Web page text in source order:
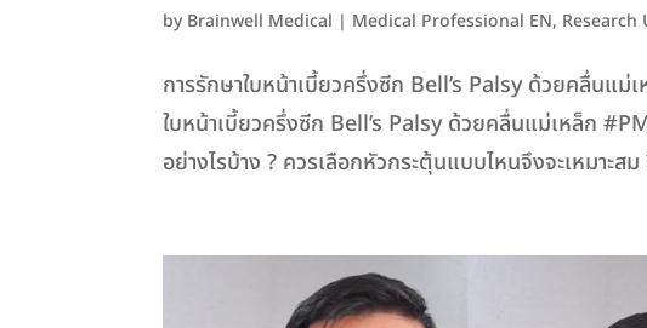
by Brainwell Medical | Medical Professional EN, Research
การรักษาใบหน้าเบี้ยวครึ่งซีก Bell’s Palsy ด้วยคลื่นแ
ใบหน้าเบี้ยวครึ่งซีก Bell’s Palsy ด้วยคลื่นแม่เหล็ก
อย่างไรบ้าง ? ควรเลือกหัวกระตุ้นแบบไหนจึงจะเหมาะสม